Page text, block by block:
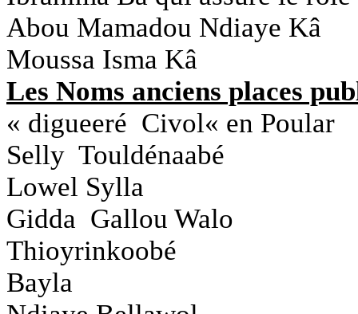
Abou Mamadou Ndiaye Kâ
Moussa Isma Kâ
Les Noms anciens places
« digueeré Civol« en Poular
Selly Touldénaabé
Lowel Sylla
Gidda Gallou Walo
Thioyrinkoobé
Bayla